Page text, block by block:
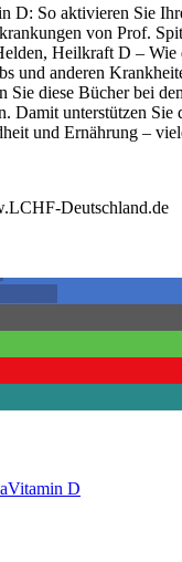
D: So aktivieren Sie
von Prof.
Heilkraft D – Wie
und anderen
Sie diese Bücher bei
Damit unterstützen Sie
und Ernährung –
Deutschland.de
Vitamin D